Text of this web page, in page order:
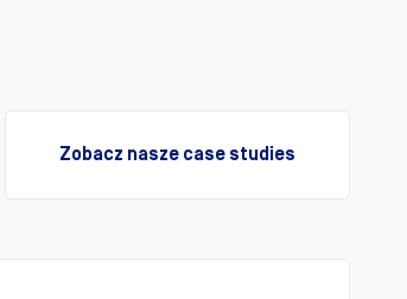
Zobacz nasze case studies